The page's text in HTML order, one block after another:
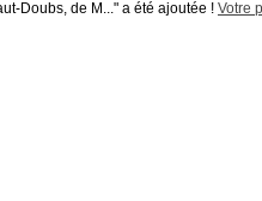
Doubs, de M..." a été ajoutée ! Votre